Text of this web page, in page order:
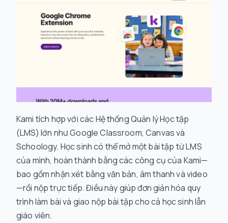
Kami tích hợp với các Hệ thống Quản lý Học tập
(LMS) lớn như Google Classroom, Canvas và
Schoology. Học sinh có thể mở một bài tập từ LMS
của mình, hoàn thành bằng các công cụ của Kami—
bao gồm nhận xét bằng văn bản, âm thanh và video
—rồi nộp trực tiếp. Điều này giúp đơn giản hóa quy
trình làm bài và giao nộp bài tập cho cả học sinh lẫn
giáo viên.